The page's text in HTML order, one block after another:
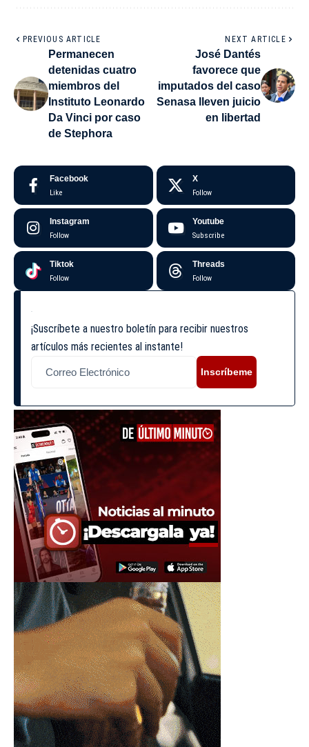
PREVIOUS ARTICLE
Permanecen
detenidas cuatro
miembros del
Instituto Leonardo
Da Vinci por caso
de Stephora
NEXT ARTICLE
José Dantés
favorece que
imputados del caso
Senasa lleven juicio
en libertad
Facebook
Like
X
Follow
Instagram
Follow
Youtube
Subscribe
Tiktok
Follow
Threads
Follow
¡Suscríbete a nuestro boletín para recibir nuestros
artículos más recientes al instante!
Inscríbeme